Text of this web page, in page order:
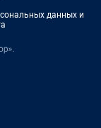
данных и